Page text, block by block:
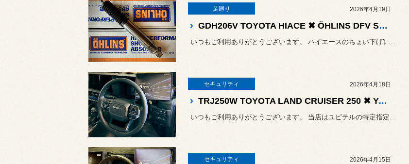
足廻り 2026年4月19日
GDH206V TOYOTA HIACE ✖ ÖHLINS DFV Shock Absorber ✖ 玄武 Genb
セキュリティ 2026年4月18日
TRJ250W TOYOTA LAND CRUISER 250 ✖ Yupiteru CAR SECURITY SYSTEM Argus D1
いつもご利用ありがとうございます。 当店はユピテルの特定指定店モデル
セキュリティ 2026年4月15日